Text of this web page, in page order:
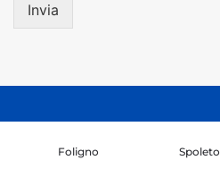
Invia
Foligno Spoleto